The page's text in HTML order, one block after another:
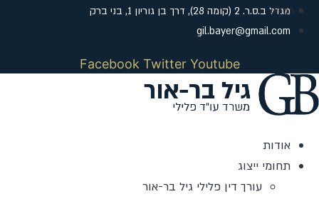
דלג
לתוכן
מגדל ב.ס.ר. 2 (קומה 28), דרך בן גוריון 1, בני ברק
gil.bayer@gmail.com
Facebook Twitter Youtube
אודות
תחומי ייצוג
עורך דין פלילי גיל בר-אור